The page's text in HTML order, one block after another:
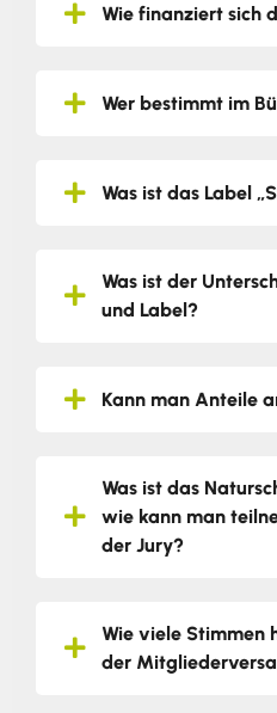
Wie finanziert sich
Wer bestimmt im
Was ist das Label
Was ist der
und Label?
Kann man Anteile
Was ist das
wie kann man
der Jury?
Wie viele Stimmen
der